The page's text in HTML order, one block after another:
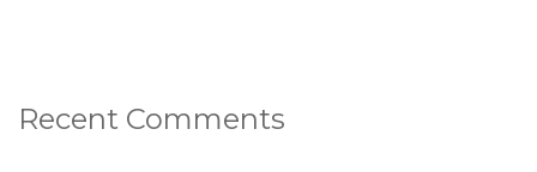
Recent Comments